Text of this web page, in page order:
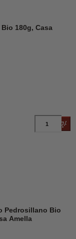
180g, Casa
Pedrosillano Bio
Amella